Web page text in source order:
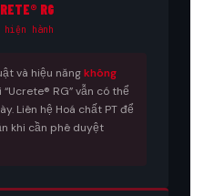
RG
hiện hành
và hiệu năngkhông
RG” vẫn có thể
Liên hệ Hoá chất PT để
khi cần phê duyệt